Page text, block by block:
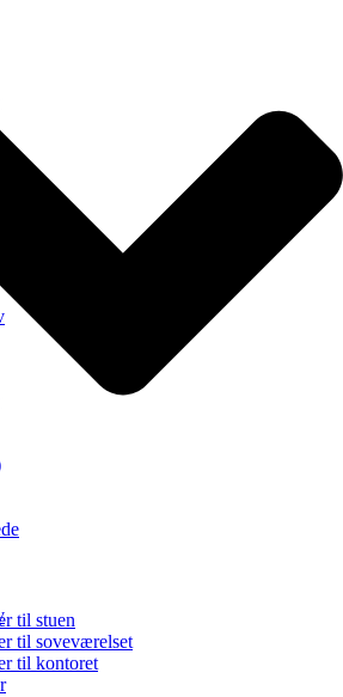
til stuen
til soveværelset
til kontoret